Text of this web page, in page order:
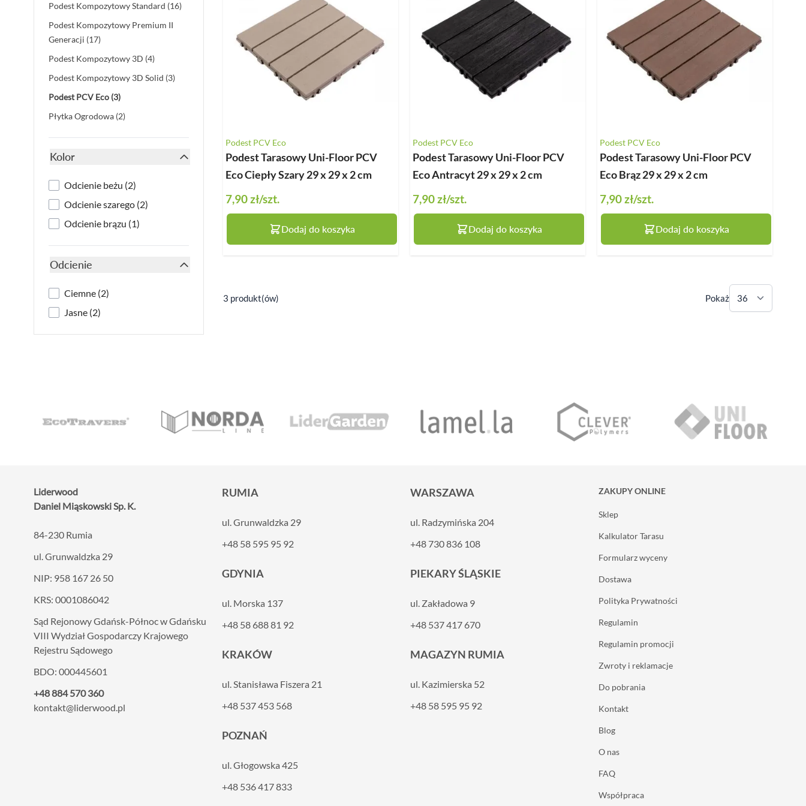
Deska Solid ASA
Deski Schodowe
Legary
Listwy Maskujące
Akcesoria
Wkręty
Kołki montażowe
BALUSTRADY
MEBLE OGRODOWE
PERGOLE
HYDROIZOLACJA
Podest Kompozytowy Standard (16)products available
Podest Kompozytowy Premium II
Generacji (17)products available
Podest Kompozytowy 3D (4)products available
Podest Kompozytowy 3D Solid (3)products available
Podest PCV Eco (3)products available
Płytka Ogrodowa (2)products available
Kolor
Odcienie beżu (2products available
)
Odcienie szarego (2products available
)
Odcienie brązu (1products available
)
Odcienie
Ciemne (2products available
)
Jasne (2products available
)
Podest PCV Eco
Podest Tarasowy Uni-Floor PCV
Eco Ciepły Szary 29 x 29 x 2 cm
7,90 zł/szt.
Dodaj do koszyka
Podest PCV Eco
Podest Tarasowy Uni-Floor PCV
Eco Antracyt 29 x 29 x 2 cm
7,90 zł/szt.
Dodaj do koszyka
Podest PCV Eco
Podest Tarasowy Uni-Floor PCV
Eco Brąz 29 x 29 x 2 cm
7,90 zł/szt.
Dodaj do koszyka
3 produkt(ów) Pokaż
Liderwood
Daniel Miąskowski Sp. K.
84-230 Rumia
ul. Grunwaldzka 29
NIP: 958 167 26 50
KRS: 0001086042
Sąd Rejonowy Gdańsk-Północ w Gdańsku
VIII Wydział Gospodarczy Krajowego
Rejestru Sądowego
BDO: 000445601
+48 884 570 360
kontakt@liderwood.pl
RUMIA
ul. Grunwaldzka 29
+48 58 595 95 92
GDYNIA
ul. Morska 137
+48 58 688 81 92
KRAKÓW
ul. Stanisława Fiszera 21
+48 537 453 568
POZNAŃ
ul. Głogowska 425
+48 536 417 833
WARSZAWA
ul. Radzymińska 204
+48 730 836 108
PIEKARY ŚLĄSKIE
ul. Zakładowa 9
+48 537 417 670
MAGAZYN RUMIA
ul. Kazimierska 52
+48 58 595 95 92
ZAKUPY ONLINE
Sklep
Kalkulator Tarasu
Formularz wyceny
Dostawa
Polityka Prywatności
Regulamin
Regulamin promocji
Zwroty i reklamacje
Do pobrania
Kontakt
Blog
O nas
FAQ
Współpraca